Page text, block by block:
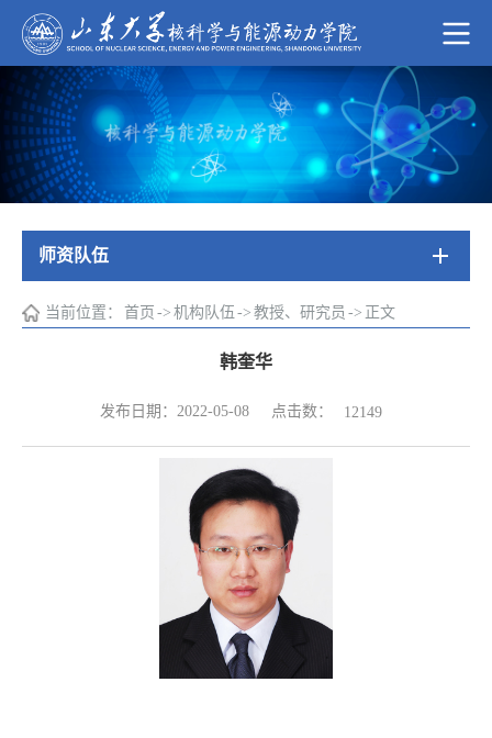
师资队伍
当前位置： 首页 -> 机构队伍 -> 教授、研究员 -> 正文
韩奎华
发布日期：2022-05-08 点击数： 12149